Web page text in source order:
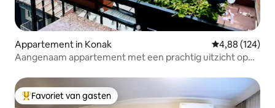
Appartement in Konak Gemiddelde
4,88 (124)
Aangenaam appartement met een prachtig uitzicht op
Topfavoriet van gasten
Favoriet van gasten